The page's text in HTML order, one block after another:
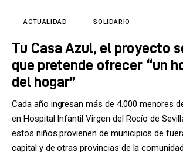
LifeStyle
Directorio
ACTUALIDAD SOLIDARIO
Tu Casa Azul, el proyecto
que pretende ofrecer “un
del hogar”
Cada año ingresan más de 4.000 menores
en Hospital Infantil Virgen del Rocío de
estos niños provienen de municipios de
capital y de otras provincias de la